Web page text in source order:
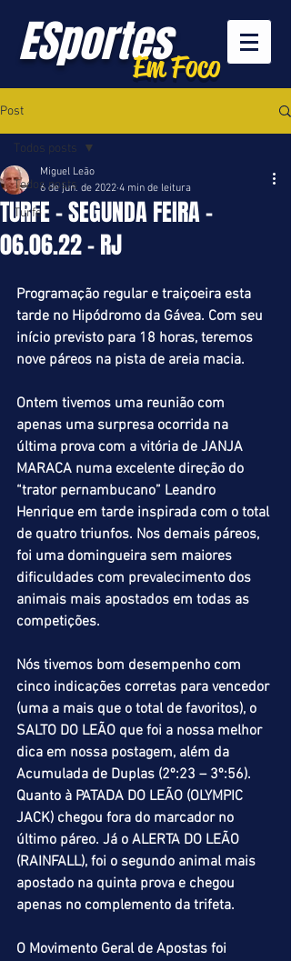
ESportesEm Foco
Post
Todos posts
Turfe
Todos posts
TURFE - SEGUNDA FEIRA -
06.06.22 - RJ
Miguel Leão
6 de jun. de 2022 4 min de leitura
Programação regular e traiçoeira esta
tarde no Hipódromo da Gávea. Com seu
início previsto para 18 horas, teremos
nove páreos na pista de areia macia.
Ontem tivemos uma reunião com
apenas uma surpresa ocorrida na
última prova com a vitória de JANJA
MARACA numa excelente direção do
“trator pernambucano” Leandro
Henrique em tarde inspirada com o total
de quatro triunfos. Nos demais páreos,
foi uma domingueira sem maiores
dificuldades com prevalecimento dos
animais mais apostados em todas as
competições.
Nós tivemos bom desempenho com
cinco indicações corretas para vencedor
(uma a mais que o total de favoritos), o
SALTO DO LEÃO que foi a nossa melhor
dica em nossa postagem, além da
Acumulada de Duplas (2º:23 – 3º:56).
Quanto à PATADA DO LEÃO (OLYMPIC
JACK) chegou fora do marcador no
último páreo. Já o ALERTA DO LEÃO
(RAINFALL), foi o segundo animal mais
apostado na quinta prova e chegou
apenas no complemento da trifeta.
O Movimento Geral de Apostas foi